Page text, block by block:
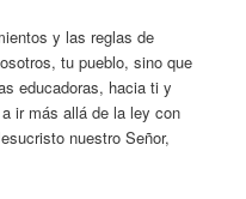
y las reglas de
tu pueblo, sino que
educadoras, hacia ti y
ir más allá de la ley con
nuestro Señor,